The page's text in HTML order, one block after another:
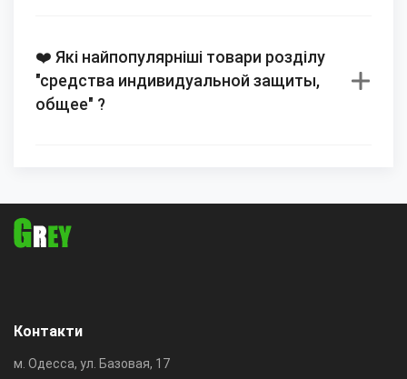
❤️ Які найпопулярніші товари розділу
"средства индивидуальной защиты,
общее" ?
Контакти
м. Одесса, ул. Базовая, 17